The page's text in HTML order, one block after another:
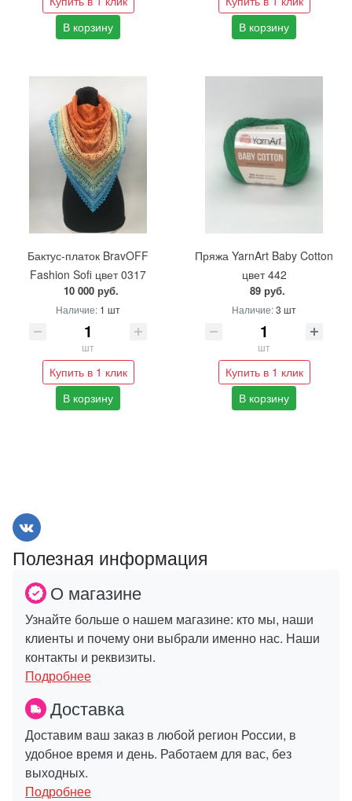
В корзину
В корзину
Бактус-платок BravOFF
Fashion Sofi цвет 0317
10 000 руб.
Наличие: 1 шт
шт
Купить в 1 клик
В корзину
Пряжа YarnArt Baby Cotton
цвет 442
89 руб.
Наличие:3 шт
шт
Купить в 1 клик
В корзину
Полезная информация
О магазине
Узнайте больше о нашем магазине: кто мы, наши
клиенты и почему они выбрали именно нас. Наши
контакты и реквизиты.
Подробнее
Доставка
Доставим ваш заказ в любой регион России, в
удобное время и день. Работаем для вас, без
выходных.
Подробнее